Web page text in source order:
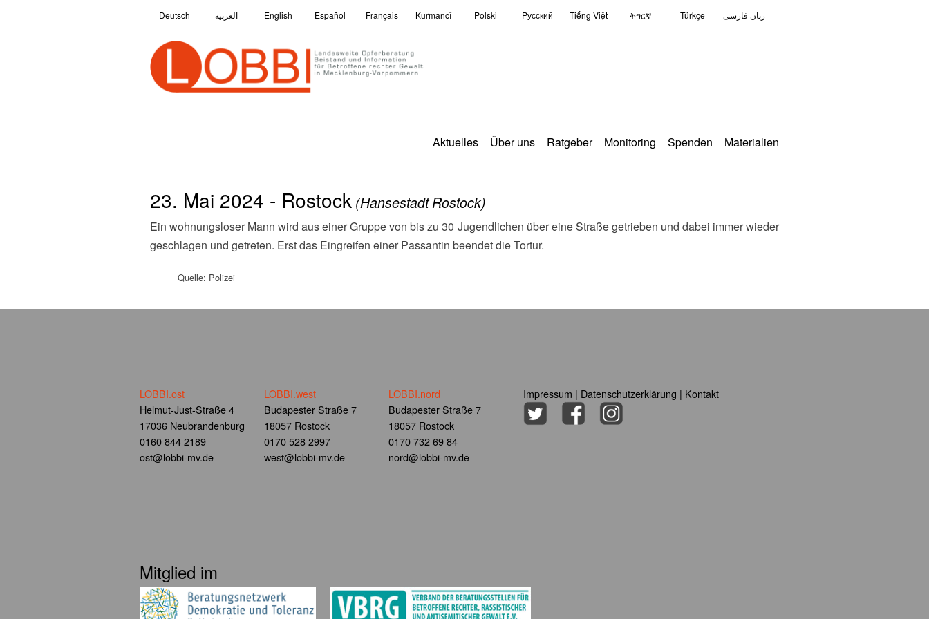
Deutsch العربية English Español Français Kurmancî Polski Pусский Tiếng Việt ትግርኛ Türkçe زبان فارسی
Aktuelles Über uns Ratgeber Monitoring Spenden Materialien
23. Mai 2024 - Rostock(Hansestadt Rostock)
Ein wohnungsloser Mann wird aus einer Gruppe von bis zu 30 Jugendlichen über eine Straße getrieben und dabei immer wieder
geschlagen und getreten. Erst das Eingreifen einer Passantin beendet die Tortur.
Quelle: Polizei
LOBBI.ost
Helmut-Just-Straße 4
17036 Neubrandenburg
0160 844 2189
ost@lobbi-mv.de
LOBBI.west
Budapester Straße 7
18057 Rostock
0170 528 2997
west@lobbi-mv.de
LOBBI.nord
Budapester Straße 7
18057 Rostock
0170 732 69 84
nord@lobbi-mv.de
Impressum | Datenschutzerklärung | Kontakt
Mitglied im